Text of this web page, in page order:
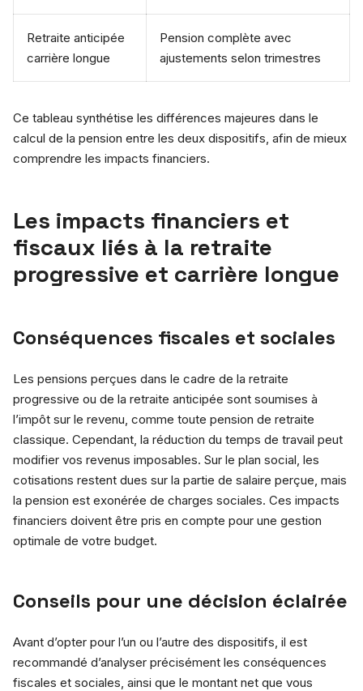
Retraite anticipée
carrière longue
Pension complète avec
ajustements selon trimestres
Ce tableau synthétise les différences majeures dans le
calcul de la pension entre les deux dispositifs, afin de mieux
comprendre les impacts financiers.
Les impacts financiers et
fiscaux liés à la retraite
progressive et carrière longue
Conséquences fiscales et sociales
Les pensions perçues dans le cadre de la retraite
progressive ou de la retraite anticipée sont soumises à
l’impôt sur le revenu, comme toute pension de retraite
classique. Cependant, la réduction du temps de travail peut
modifier vos revenus imposables. Sur le plan social, les
cotisations restent dues sur la partie de salaire perçue, mais
la pension est exonérée de charges sociales. Ces impacts
financiers doivent être pris en compte pour une gestion
optimale de votre budget.
Conseils pour une décision éclairée
Avant d’opter pour l’un ou l’autre des dispositifs, il est
recommandé d’analyser précisément les conséquences
fiscales et sociales, ainsi que le montant net que vous